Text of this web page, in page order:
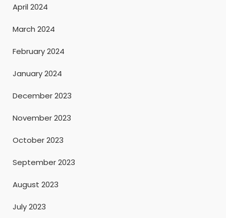
April 2024
March 2024
February 2024
January 2024
December 2023
November 2023
October 2023
September 2023
August 2023
July 2023